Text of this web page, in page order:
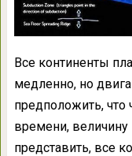
Все континенты
медленно, но
предположить,
времени, величину
представить, все